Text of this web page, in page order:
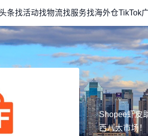
条找活动找物流找服务找海外仓TikTok
Shopee虾皮
西八大市场！